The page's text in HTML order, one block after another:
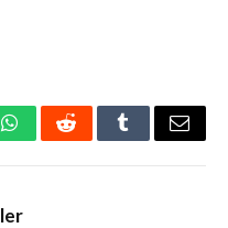
WhatsAppRedditTumblrEmail